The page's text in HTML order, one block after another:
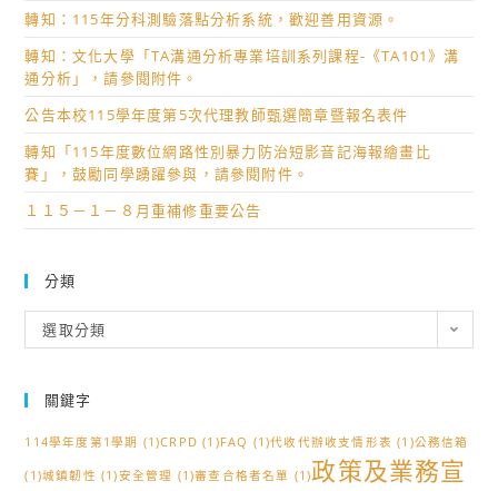
轉知：115年分科測驗落點分析系統，歡迎善用資源。
轉知：文化大學「TA溝通分析專業培訓系列課程-《TA101》溝
通分析」，請參閱附件。
公告本校115學年度第5次代理教師甄選簡章暨報名表件
轉知「115年度數位網路性別暴力防治短影音記海報繪畫比
賽」，鼓勵同學踴躍參與，請參閱附件。
１１５－１－８月重補修重要公告
分類
類
選取分類
關鍵字
114學年度第1學期 (1)CRPD (1)FAQ (1)代收代辦收支情形表 (1)公務信箱
(1)城鎮韌性 (1)安全管理 (1)審查合格者名單 (1)政策及業務宣